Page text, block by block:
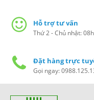
Hỗ trợ tư vấn
Thứ 2 - Chủ nhật:
Đặt hàng trực
Gọi ngay: